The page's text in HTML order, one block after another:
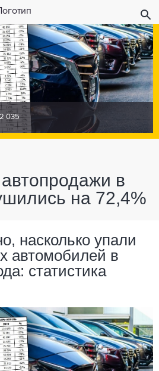
2 035
в
на 72,4%
насколько упали
автомобилей в
статистика